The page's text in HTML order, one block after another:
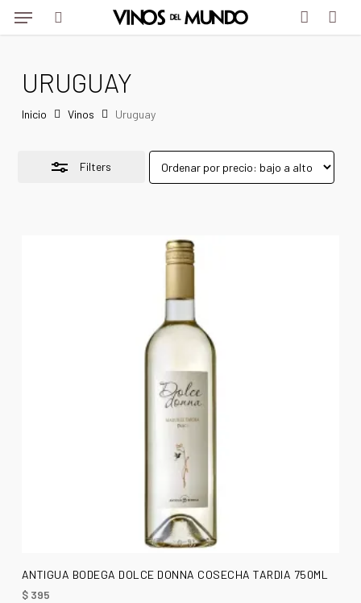
Skip
to
content
search account
Menu
URUGUAY
Inicio Vinos Uruguay
Filters
Close
AÑADIR AL CARRITO
ANTIGUA BODEGA DOLCE DONNA COSECHA TARDIA 750ML
$395
Menu